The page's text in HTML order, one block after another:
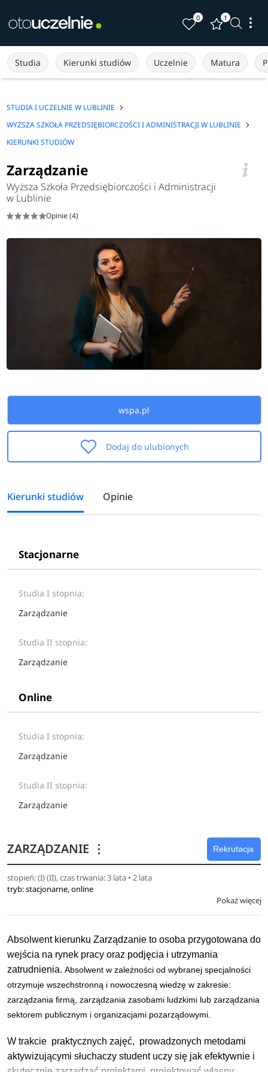
0 1
Studia Kierunki studiów Uczelnie Matura
STUDIA I UCZELNIE W LUBLINIE
WYŻSZA SZKOŁA PRZEDSIĘBIORCZOŚCI I ADMINISTRACJI W LUBLINIE
KIERUNKI STUDIÓW
Zarządzanie
Wyższa Szkoła Przedsiębiorczości i Administracji
w Lublinie
Opinie (4)
ZARZĄDZANIE ⋮ Rekrutacja
stopień: (I) (II), czas trwania: 3 lata • 2 lata
tryb: stacjonarne, online
Pokaż więcej
Absolwent kierunku Zarządzanie to osoba przygotowana do
wejścia na rynek pracy oraz podjęcia i utrzymania
zatrudnienia.Absolwent w zależności od wybranej specjalności
otrzymuje wszechstronną i nowoczesną wiedzę w zakresie:
zarządzania firmą, zarządzania zasobami ludzkimi lub zarządzania
sektorem publicznym i organizacjami pozarządowymi.
W trakcie praktycznych zajęć, prowadzonych metodami
aktywizującymi słuchaczy student uczy się jak efektywnie i
wspa.pl
Dodaj do ulubionych
Kierunki studiów Opinie
Stacjonarne
Studia I stopnia:
Zarządzanie
Studia II stopnia:
Zarządzanie
Online
Studia I stopnia:
Zarządzanie
Studia II stopnia:
Zarządzanie